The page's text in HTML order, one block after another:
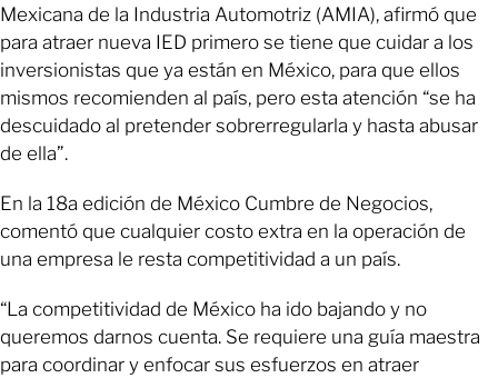
Mexicana de la Industria Automotriz (AMIA), afirmó que
para atraer nueva IED primero se tiene que cuidar a los
inversionistas que ya están en México, para que ellos
mismos recomienden al país, pero esta atención “se ha
descuidado al pretender sobrerregularla y hasta abusar
de ella”.
En la 18a edición de México Cumbre de Negocios,
comentó que cualquier costo extra en la operación de
una empresa le resta competitividad a un país.
“La competitividad de México ha ido bajando y no
queremos darnos cuenta. Se requiere una guía maestra
para coordinar y enfocar sus esfuerzos en atraer